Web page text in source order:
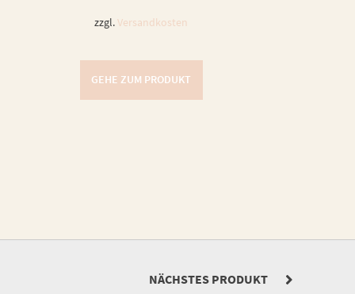
zzgl.Versandkosten
GEHE ZUM PRODUKT
NÄCHSTES PRODUKT